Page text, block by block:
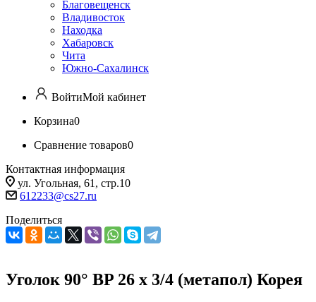
Благовещенск
Владивосток
Находка
Хабаровск
Чита
Южно-Сахалинск
ВойтиМой кабинет
Корзина0
Сравнение товаров0
Контактная информация
ул. Угольная, 61, стр.10
612233@cs27.ru
Поделиться
Уголок 90° BP 26 х 3/4 (метапол) Корея